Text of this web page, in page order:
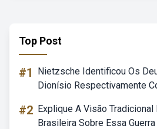
Top Post
#1
Nietzsche Identificou Os
Dionísio Respectivamente
#2 Explique A Visão
Brasileira Sobre Essa Guerra